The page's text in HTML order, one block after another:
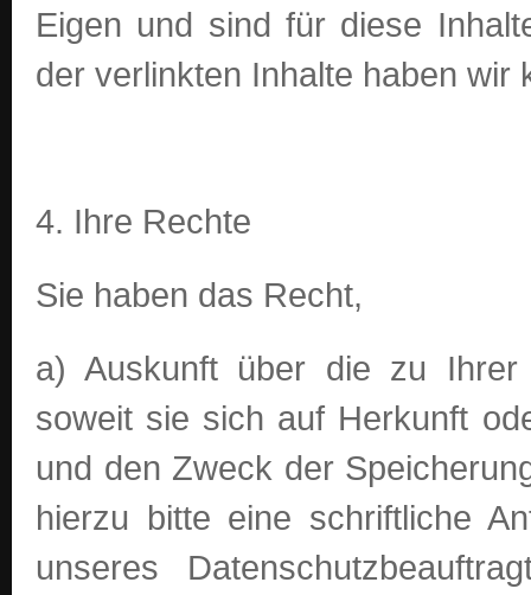
Eigen und sind für diese
der verlinkten Inhalte haben wir
4. Ihre Rechte
Sie haben das Recht,
a) Auskunft über die zu
soweit sie sich auf Herkunft
und den Zweck der
hierzu bitte eine schriftliche
unseres